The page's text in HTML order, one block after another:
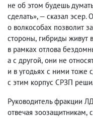
не об этом будешь
сделать», — сказал эсер.
о волкособах позволит
стороны, гибриды живут
в рамках отлова
а с другой, они не
и в угодьях с ними тоже
с этим корпус СРЗП
Руководитель фракции
отвечая зоозащитникам,